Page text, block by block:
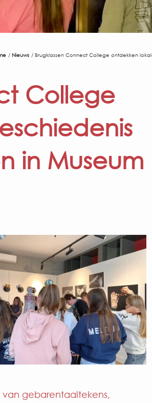
Nieuws Brugklassen Connect College ontdekken
College
in Museum
van gebarentaaltekens,